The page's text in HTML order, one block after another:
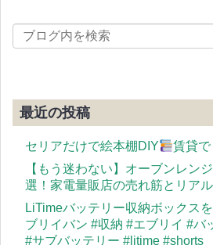
最近の投稿
セリアだけで絵本棚DIY
賃貸で
【もう迷わない】オーブンレン
選！家電量販店の売れ筋とリア
LiTimeバッテリー収納ボックス
ブリイバン #収納 #エブリイ #バ
#サブバッテリー #litime #shorts